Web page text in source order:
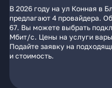
В 2026 году на ул Конная в
предлагают 4 провайдера.
67. Вы можете выбрать
Мбит/с. Цены на услуги
Подайте заявку на
и стоимость.